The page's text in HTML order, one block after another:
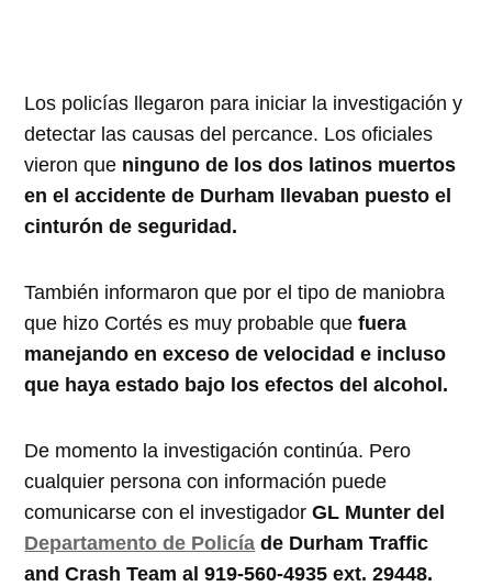
Los policías llegaron para iniciar la investigación y
detectar las causas del percance. Los oficiales
vieron que ninguno de los dos latinos muertos
en el accidente de Durham llevaban puesto el
cinturón de seguridad.
También informaron que por el tipo de maniobra
que hizo Cortés es muy probable quefuera
manejando en exceso de velocidad e incluso
que haya estado bajo los efectos del alcohol.
De momento la investigación continúa. Pero
cualquier persona con información puede
comunicarse con el investigadorGL Munter del
Departamento de Policía de Durham Traffic
and Crash Team al 919-560-4935 ext. 29448.